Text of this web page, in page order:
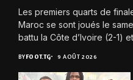
Les premiers quarts de
Maroc se sont joués le
battu la Côte d’Ivoire (2-1)
BYFOOT.TG 9 AOÛT 2026